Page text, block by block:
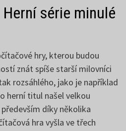
série minulé
hry, kterou budou
znát spíše starší milovníci
rozsáhlého, jako je například
herní titul našel velkou
díky několika
hra vyšla ve třech